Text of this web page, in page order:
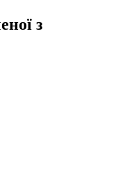
з